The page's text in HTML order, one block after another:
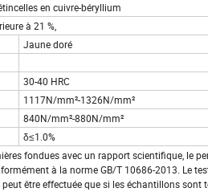
en cuivre-béryllium
à 21 %,
Jaune doré
30-40 HRC
1117N/mm²-1326N/mm²
840N/mm²-880N/mm²
δ≤1.0%
fondues avec un rapport scientifique, le
à la norme GB/T 10686-2013. Le
être effectuée que si les échantillons sont